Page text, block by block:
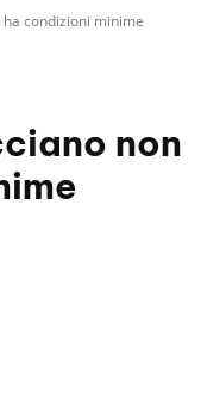
condizioni minime
non